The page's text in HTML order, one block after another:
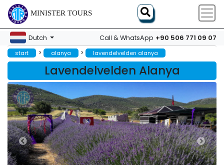
MINISTER TOURS
Dutch Call & WhatsApp +90 506 771 09 07
start > alanya > lavendelvelden alanya
Lavendelvelden Alanya